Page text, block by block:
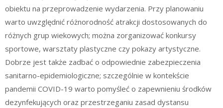
obiektu na przeprowadzenie wydarzenia. Przy planowaniu
warto uwzględnić różnorodność atrakcji dostosowanych do
różnych grup wiekowych; można zorganizować konkursy
sportowe, warsztaty plastyczne czy pokazy artystyczne.
Dobrze jest także zadbać o odpowiednie zabezpieczenia
sanitarno-epidemiologiczne; szczególnie w kontekście
pandemii COVID-19 warto pomyśleć o zapewnieniu środków
dezynfekujących oraz przestrzeganiu zasad dystansu